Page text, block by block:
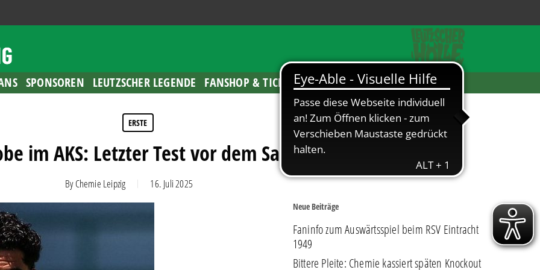
SPONSOREN LEUTZSCHER LEGENDE FANSHOP & TICKETS
ERSTE
im AKS: Letzter Test vor dem Saisonstart!
By Chemie Leipzig 16. Juli 2025
Neue Beiträge
Faninfo zum Auswärtsspiel beim RSV Eintracht
1949
Bittere Pleite: Chemie kassiert späten Knockout